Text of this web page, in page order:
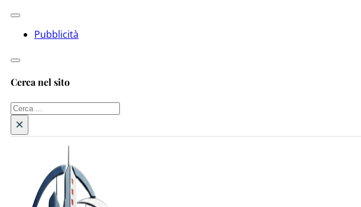
Pubblicità
Cerca nel sito
Cerca
×